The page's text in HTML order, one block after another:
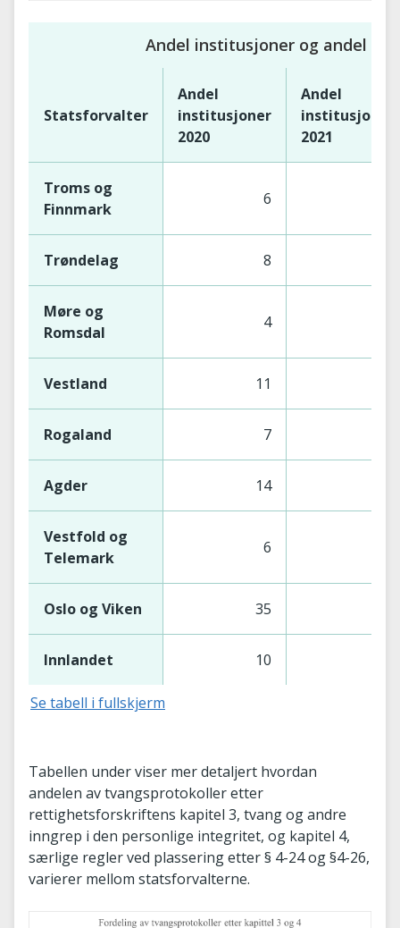
Andel institusjoner og andel
Statsforvalter
Andel
institusjoner
2020
Andel
institusjoner
2021
Troms og
Finnmark
6
Trøndelag 8
Møre og
Romsdal
4
Vestland 11
Rogaland 7
Agder 14
Vestfold og
Telemark
6
Oslo og Viken 35
Innlandet 10
Se tabell i fullskjerm
Tabellen under viser mer detaljert hvordan
andelen av tvangsprotokoller etter
rettighetsforskriftens kapitel 3, tvang og andre
inngrep i den personlige integritet, og kapitel 4,
særlige regler ved plassering etter § 4-24 og §4-26,
varierer mellom statsforvalterne.